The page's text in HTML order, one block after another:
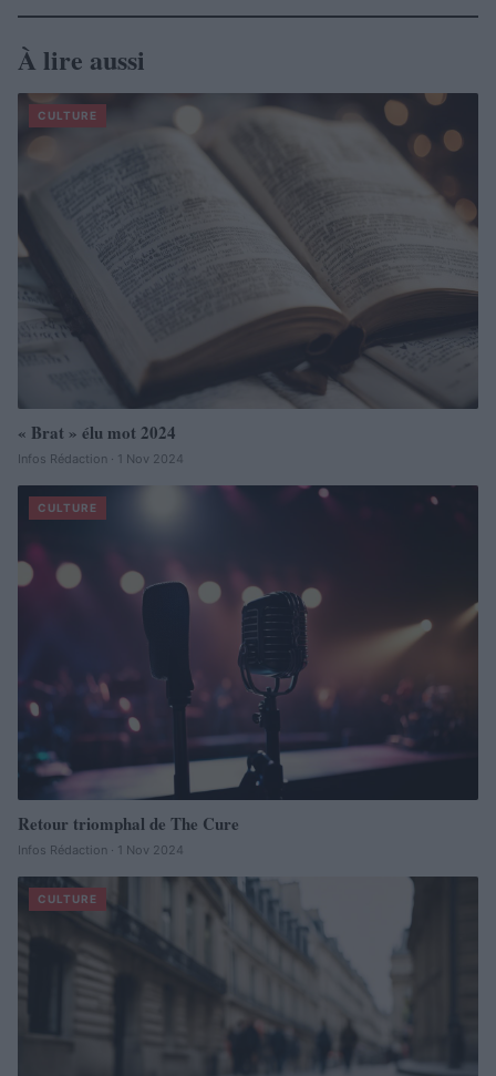
À lire aussi
CULTURE
« Brat » élu mot 2024
Infos Rédaction · 1 Nov 2024
CULTURE
Retour triomphal de The Cure
Infos Rédaction · 1 Nov 2024
CULTURE